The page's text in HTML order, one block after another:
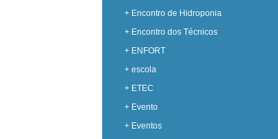
+ Encontro de Hidroponia
+ Encontro dos Técnicos
+ ENFORT
+ escola
+ ETEC
+ Evento
+ Eventos